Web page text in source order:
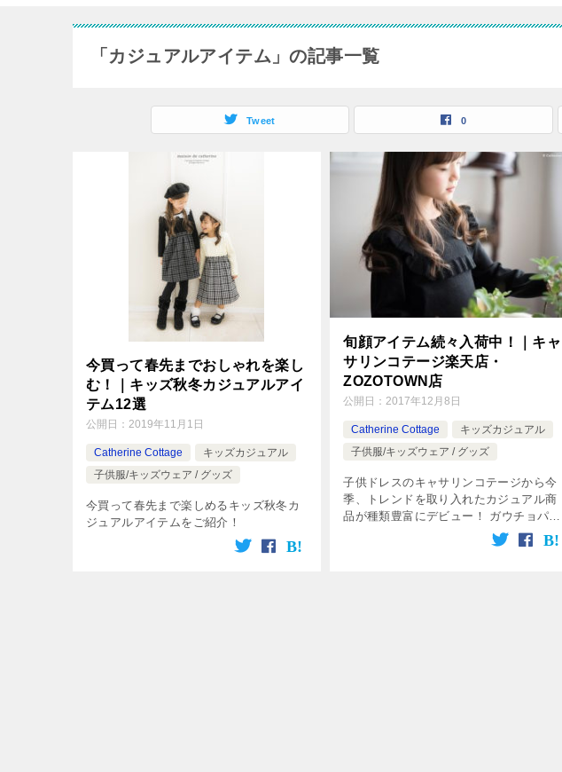
「カジュアルアイテム」の記事一覧
Tweet 0
今買って春先までおしゃれを楽し
む！｜キッズ秋冬カジュアルアイ
テム12選
公開日： 2019年11月1日
Catherine Cottage
キッズカジュアル
子供服/キッズウェア / グッズ
今買って春先まで楽しめるキッズ秋冬カ
ジュアルアイテムをご紹介！
旬顔アイテム続々入荷中！｜キャ
サリンコテージ楽天店・
ZOZOTOWN店
公開日： 2017年12月8日
Catherine Cottage
キッズカジュアル
子供服/キッズウェア / グッズ
子供ドレスのキャサリンコテージから今
季、トレンドを取り入れたカジュアル商
品が種類豊富にデビュー！ ガウチョパン
ツやチュールスカート、トレンドのなか
にもキャサリンらしさをしのばせて。 楽